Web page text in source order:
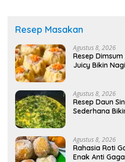
Resep Masakan
Agustus 8, 2026
Resep
Juicy Bikin
Agustus 8, 2026
Resep Daun
Sederhana
Agustus 8, 2026
Rahasia Roti
Enak Anti